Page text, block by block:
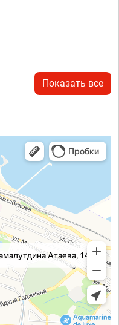
Показать все